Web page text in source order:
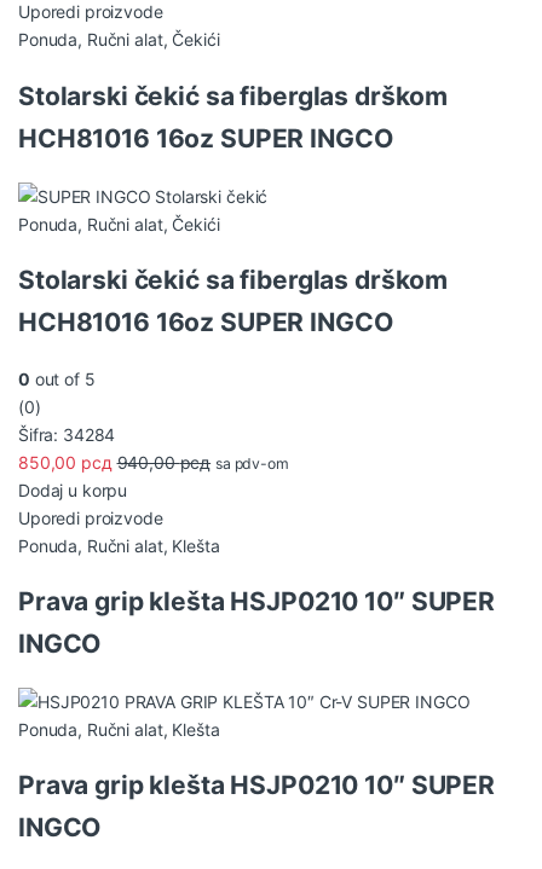
Uporedi proizvode
Ponuda, Ručni alat, Čekići
Stolarski čekić sa fiberglas drškom
HCH81016 16oz SUPER INGCO
Ponuda, Ručni alat, Čekići
Stolarski čekić sa fiberglas drškom
HCH81016 16oz SUPER INGCO
0 out of 5
(0)
Šifra: 34284
850,00 рсд 940,00рсд sa pdv-om
Dodaj u korpu
Uporedi proizvode
Ponuda, Ručni alat, Klešta
Prava grip klešta HSJP0210 10″ SUPER
INGCO
Ponuda, Ručni alat, Klešta
Prava grip klešta HSJP0210 10″ SUPER
INGCO